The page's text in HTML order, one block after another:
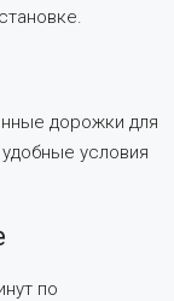
дорожки для
условия
по